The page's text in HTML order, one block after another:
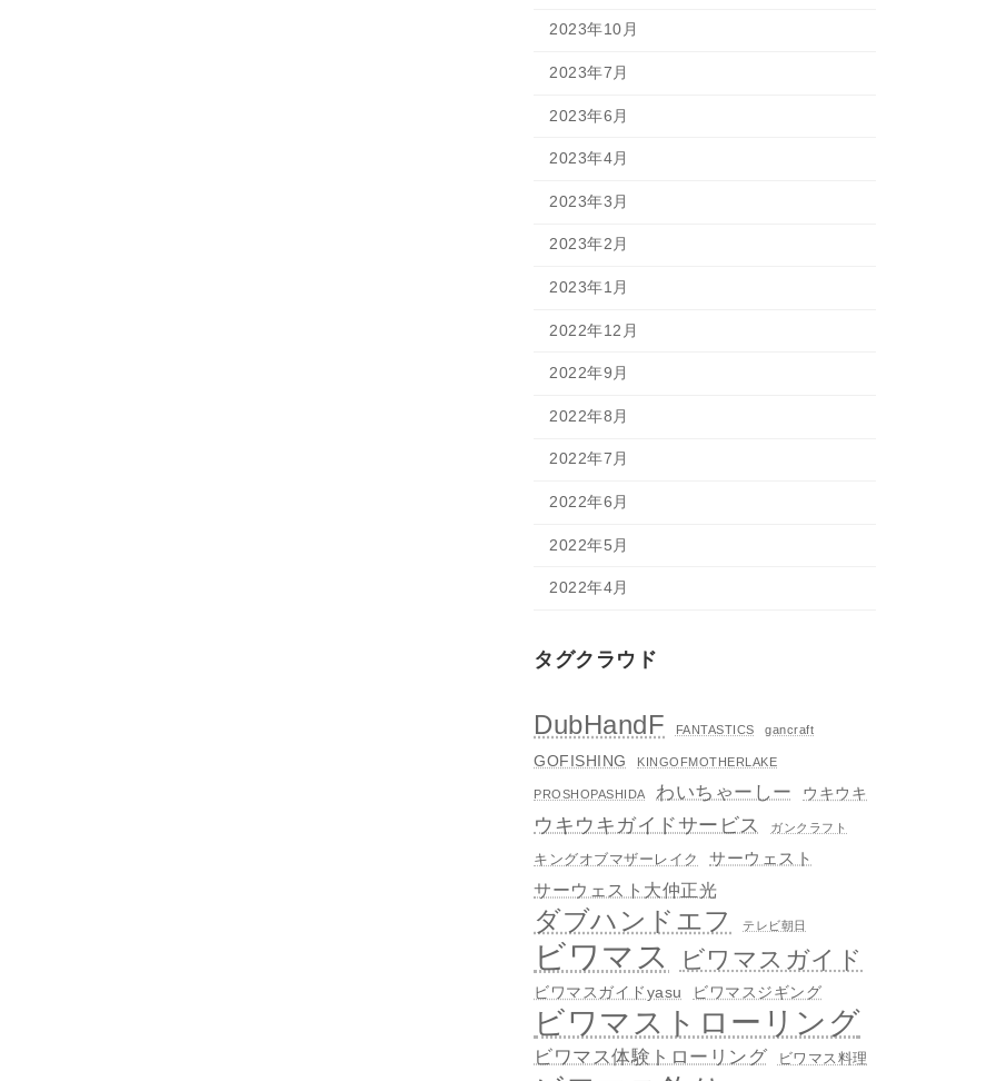
2023年10月
2023年7月
2023年6月
2023年4月
2023年3月
2023年2月
2023年1月
2022年12月
2022年9月
2022年8月
2022年7月
2022年6月
2022年5月
2022年4月
タグクラウド
DubHandF FANTASTICS gancraft
GOFISHING KINGOFMOTHERLAKE
PROSHOPASHIDA わいちゃーしー ウキウキ
ウキウキガイドサービス ガンクラフト
キングオブマザーレイク
サーウェスト
サーウェスト大仲正光
ダブハンドエフ テレビ朝日
ビワマス ビワマスガイド
ビワマスガイドyasu ビワマスジギング
ビワマストローリング
ビワマス体験トローリング ビワマス料理